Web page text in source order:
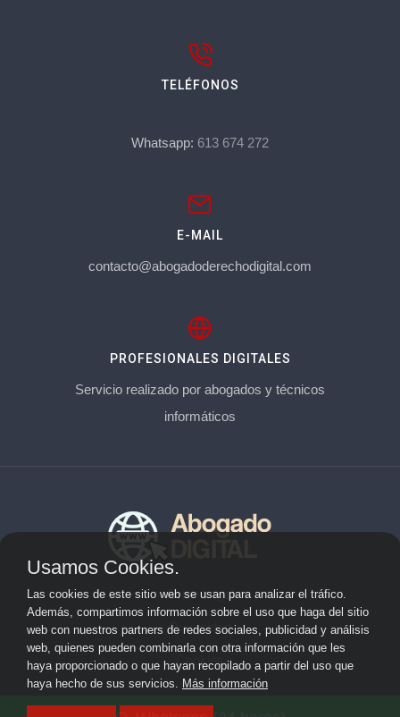
TELÉFONOS
Whatsapp: 613 674 272
E-MAIL
contacto@abogadoderechodigital.com
PROFESIONALES DIGITALES
Servicio realizado por abogados y técnicos
informáticos
Aviso Legal
Privacidad
Cookies
Usamos Cookies.
Las cookies de este sitio web se usan para analizar el tráfico.
Además, compartimos información sobre el uso que haga del sitio
web con nuestros partners de redes sociales, publicidad y análisis
web, quienes pueden combinarla con otra información que les
haya proporcionado o que hayan recopilado a partir del uso que
haya hecho de sus servicios. Más información